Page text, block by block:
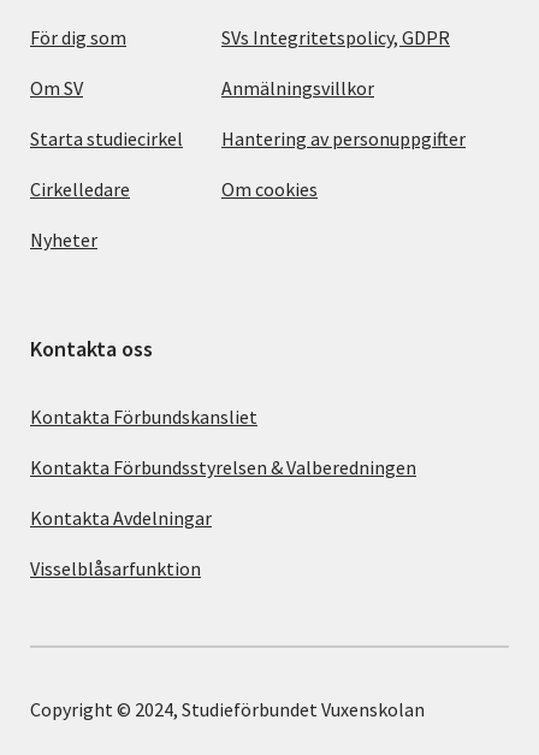
För dig som
Om SV
Starta studiecirkel
Cirkelledare
Nyheter
SVs Integritetspolicy, GDPR
Anmälningsvillkor
Hantering av personuppgifter
Om cookies
Kontakta oss
Kontakta Förbundskansliet
Kontakta Förbundsstyrelsen & Valberedningen
Kontakta Avdelningar
Visselblåsarfunktion
Copyright © 2024, Studieförbundet Vuxenskolan